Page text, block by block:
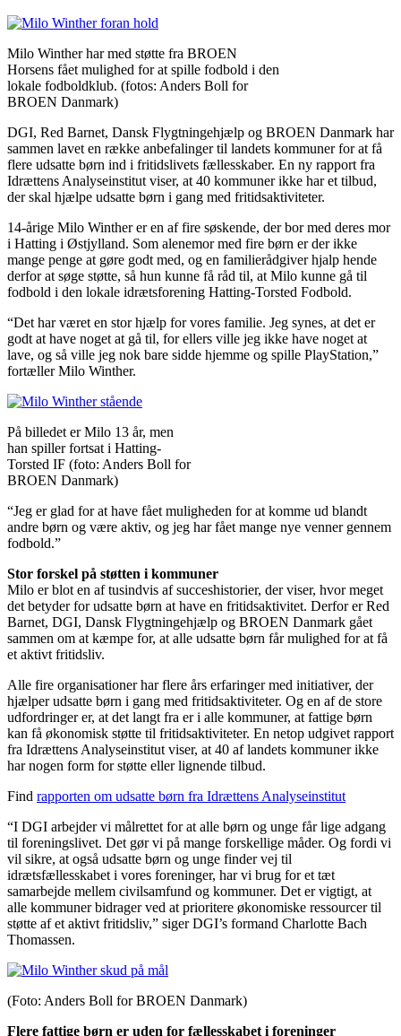
Milo Winther har med støtte fra BROEN
Horsens fået mulighed for at spille fodbold i den
lokale fodboldklub. (fotos: Anders Boll for
BROEN Danmark)
DGI, Red Barnet, Dansk Flygtningehjælp og BROEN Danmark har
sammen lavet en række anbefalinger til landets kommuner for at få
flere udsatte børn ind i fritidslivets fællesskaber. En ny rapport fra
Idrættens Analyseinstitut viser, at 40 kommuner ikke har et tilbud,
der skal hjælpe udsatte børn i gang med fritidsaktiviteter.
14-årige Milo Winther er en af fire søskende, der bor med deres mor
i Hatting i Østjylland. Som alenemor med fire børn er der ikke
mange penge at gøre godt med, og en familierådgiver hjalp hende
derfor at søge støtte, så hun kunne få råd til, at Milo kunne gå til
fodbold i den lokale idrætsforening Hatting-Torsted Fodbold.
“Det har været en stor hjælp for vores familie. Jeg synes, at det er
godt at have noget at gå til, for ellers ville jeg ikke have noget at
lave, og så ville jeg nok bare sidde hjemme og spille PlayStation,”
fortæller Milo Winther.
På billedet er Milo 13 år, men
han spiller fortsat i Hatting-
Torsted IF (foto: Anders Boll for
BROEN Danmark)
“Jeg er glad for at have fået muligheden for at komme ud blandt
andre børn og være aktiv, og jeg har fået mange nye venner gennem
fodbold.”
Stor forskel på støtten i kommuner
Milo er blot en af tusindvis af succeshistorier, der viser, hvor meget
det betyder for udsatte børn at have en fritidsaktivitet. Derfor er Red
Barnet, DGI, Dansk Flygtningehjælp og BROEN Danmark gået
sammen om at kæmpe for, at alle udsatte børn får mulighed for at få
et aktivt fritidsliv.
Alle fire organisationer har flere års erfaringer med initiativer, der
hjælper udsatte børn i gang med fritidsaktiviteter. Og en af de store
udfordringer er, at det langt fra er i alle kommuner, at fattige børn
kan få økonomisk støtte til fritidsaktiviteter. En netop udgivet rapport
fra Idrættens Analyseinstitut viser, at 40 af landets kommuner ikke
har nogen form for støtte eller lignende tilbud.
Find rapporten om udsatte børn fra Idrættens Analyseinstitut
“I DGI arbejder vi målrettet for at alle børn og unge får lige adgang
til foreningslivet. Det gør vi på mange forskellige måder. Og fordi vi
vil sikre, at også udsatte børn og unge finder vej til
idrætsfællesskabet i vores foreninger, har vi brug for et tæt
samarbejde mellem civilsamfund og kommuner. Det er vigtigt, at
alle kommuner bidrager ved at prioritere økonomiske ressourcer til
støtte af et aktivt fritidsliv,” siger DGI’s formand Charlotte Bach
Thomassen.
(Foto: Anders Boll for BROEN Danmark)
Flere fattige børn er uden for fællesskabet i foreninger